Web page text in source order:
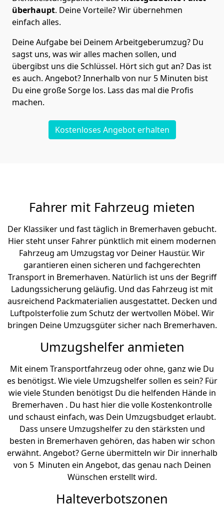
überhaupt. Deine Vorteile? Wir übernehmen
einfach alles.
Deine Aufgabe bei Deinem Arbeitgeberumzug? Du
sagst uns, was wir alles machen sollen, und
übergibst uns die Schlüssel. Hört sich gut an? Das ist
es auch. Angebot? Innerhalb von nur 5 Minuten bist
Du eine große Sorge los. Lass das mal die Profis
machen.
Kostenloses Angebot erhalten
Fahrer mit Fahrzeug mieten
Der Klassiker und fast täglich in Bremer­haven gebucht.
Hier steht unser Fahrer pünktlich mit einem modernen
Fahrzeug am Umzugstag vor Deiner Haustür. Wir
garantieren einen sicheren und fachgerechten
Transport in Bremer­haven. Natürlich ist uns der Begriff
Ladungssicherung geläufig. Und das Fahrzeug ist mit
ausreichend Packmaterialien ausgestattet. Decken und
Luftpolsterfolie zum Schutz der wertvollen Möbel. Wir
bringen Deine Umzugsgüter sicher nach Bremer­haven.
Umzugshelfer anmieten
Mit einem Transportfahrzeug oder ohne, ganz wie Du
es benötigst. Wie viele Umzugshelfer sollen es sein? Für
wie viele Stunden benötigst Du die helfenden Hände in
Bremer­haven . Du hast hier die volle Kostenkontrolle
und schaust einfach, was Dein Umzugsbudget erlaubt.
Dass unsere Umzugshelfer zu den stärksten und
besten in Bremer­haven gehören, das haben wir schon
erwähnt. Angebot? Gerne übermitteln wir Dir innerhalb
von 5 Minuten ein Angebot, das genau nach Deinen
Wünschen erstellt wird.
Halteverbotszonen